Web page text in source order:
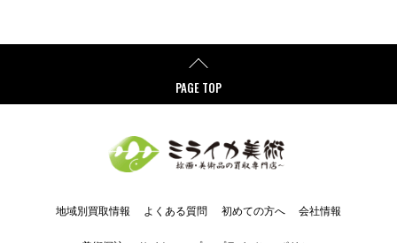
PAGE TOP
地域別買取情報 よくある質問 初めての方へ 会社情報